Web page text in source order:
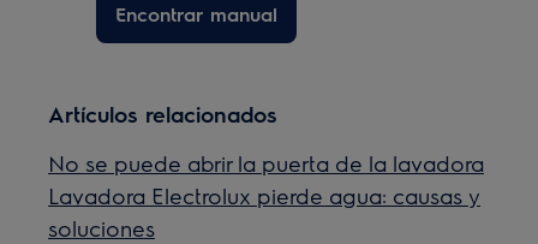
Encontrar manual
Artículos relacionados
No se puede abrir la puerta de la lavadora
Lavadora Electrolux pierde agua: causas y
soluciones